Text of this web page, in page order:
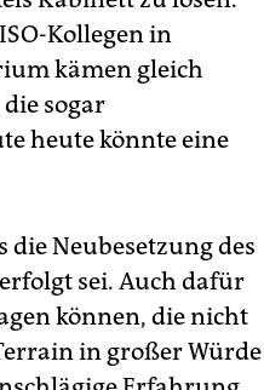
Kollegen in
kämen gleich
sogar
heute könnte eine
die Neubesetzung des
sei. Auch dafür
können, die nicht
in großer Würde